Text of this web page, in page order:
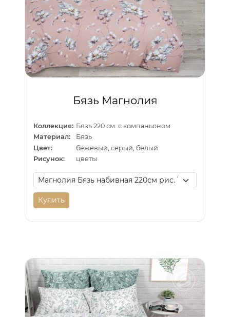
Бязь Магнолия
Коллекция: Бязь 220 см. с компаньоном
Материал:
Бязь
Цвет:
бежевый, серый, белый
Рисунок:
цветы
Купить